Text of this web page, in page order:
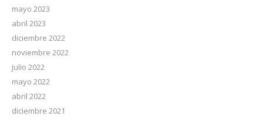
mayo 2023
abril 2023
diciembre 2022
noviembre 2022
julio 2022
mayo 2022
abril 2022
diciembre 2021